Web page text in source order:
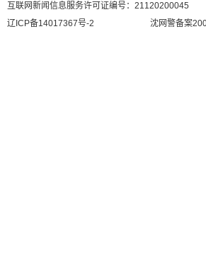
互联网新闻信息服务许可证编号：21120200045
辽ICP备14017367号-2
沈网警备案